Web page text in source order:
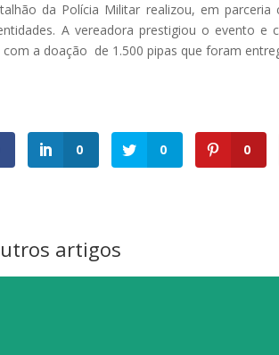
da Polícia Militar realizou, em
A vereadora prestigiou o evento
com a doação de 1.500 pipas que foram
0 0 0
artigos